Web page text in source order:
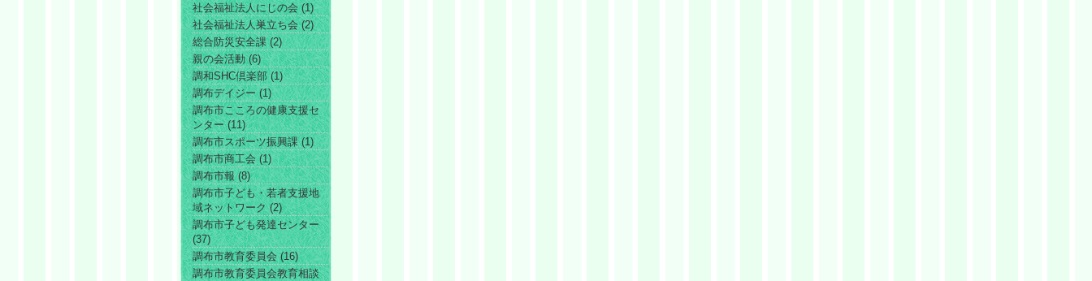
社会福祉法人にじの会 (1)
社会福祉法人巣立ち会 (2)
総合防災安全課 (2)
親の会活動 (6)
調和SHC倶楽部 (1)
調布デイジー (1)
調布市こころの健康支援セ
ンター (11)
調布市スポーツ振興課 (1)
調布市商工会 (1)
調布市報 (8)
調布市子ども・若者支援地
域ネットワーク (2)
調布市子ども発達センター
(37)
調布市教育委員会 (16)
調布市教育委員会教育相談